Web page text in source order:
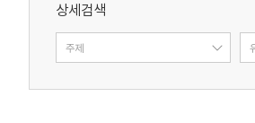
상세검색
주제